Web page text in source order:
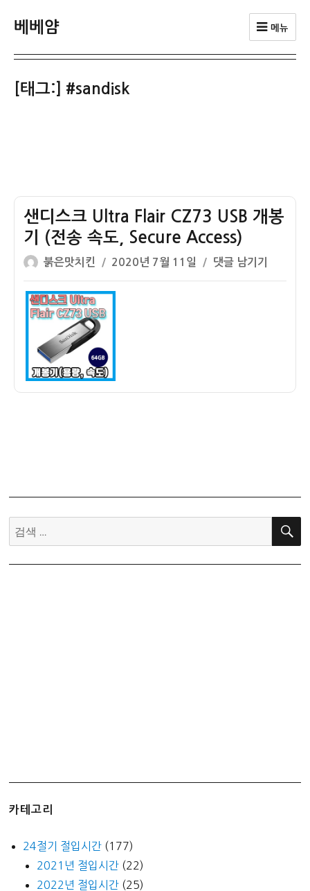
베베얌 메뉴
[태그:] #sandisk
샌디스크 Ultra Flair CZ73 USB 개봉
기 (전송 속도, Secure Access)
글
쓴
이
붉은맛치킨
작
성
일
2020년 7월 11일
샌
디
댓글 남기기
검
색:
검
카테고리
24절기 절입시간 (177)
2021년 절입시간 (22)
2022년 절입시간 (25)